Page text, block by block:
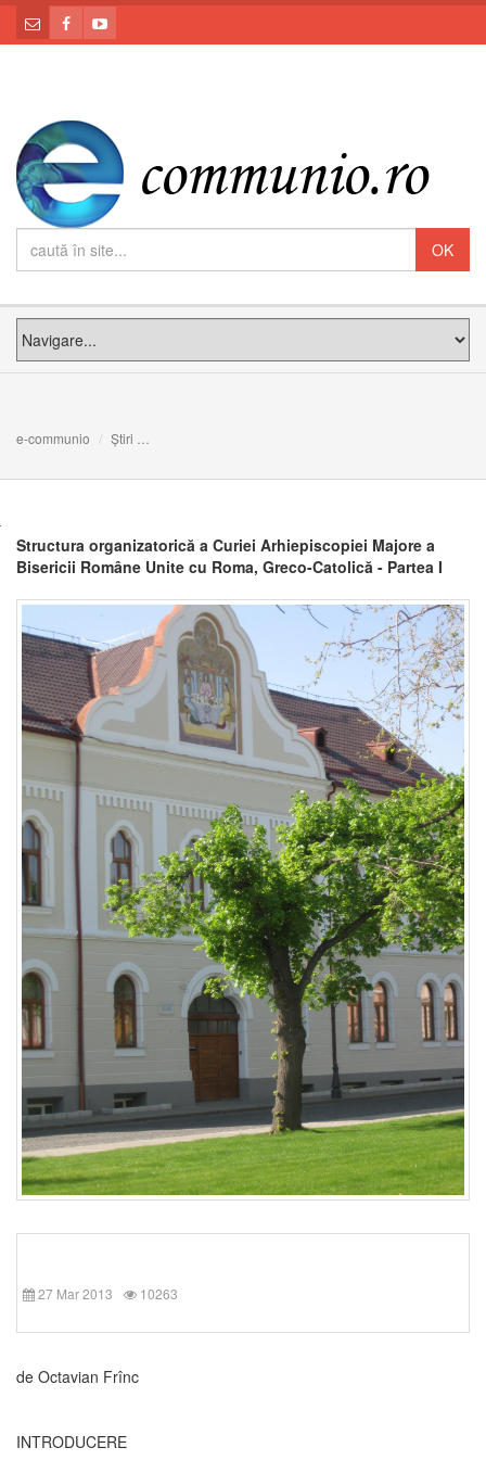
e-communio Știri
Structura organizatorică a Curiei Arhiepiscopiei Majore a
Bisericii Române Unite cu Roma, Greco-Catolică - Partea I
27 Mar 2013 10263
de Octavian Frînc
INTRODUCERE